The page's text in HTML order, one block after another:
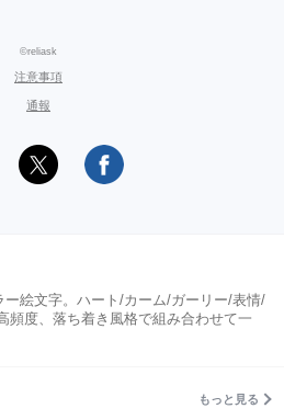
©reliask
注意事項
通報
絵文字。ハート/カーム/ガーリー/表情/
頻度、落ち着き風格で組み合わせて一
もっと見る